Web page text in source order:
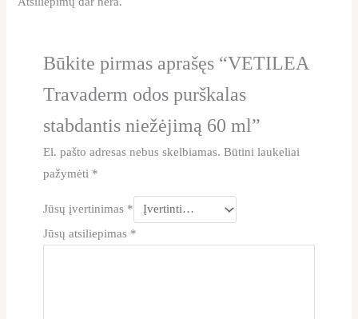
Būkite pirmas aprašęs “VETILEA
Travaderm odos purškalas
stabdantis niežėjimą 60 ml”
El. pašto adresas nebus skelbiamas. Būtini laukeliai
pažymėti *
Jūsų įvertinimas *
Jūsų atsiliepimas *